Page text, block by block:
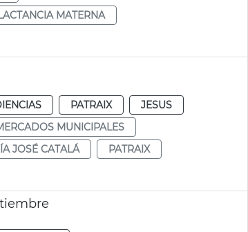
MATERNA
PATRAIX
JESUS
MUNICIPALES
JOSÉ CATALÁ
PATRAIX